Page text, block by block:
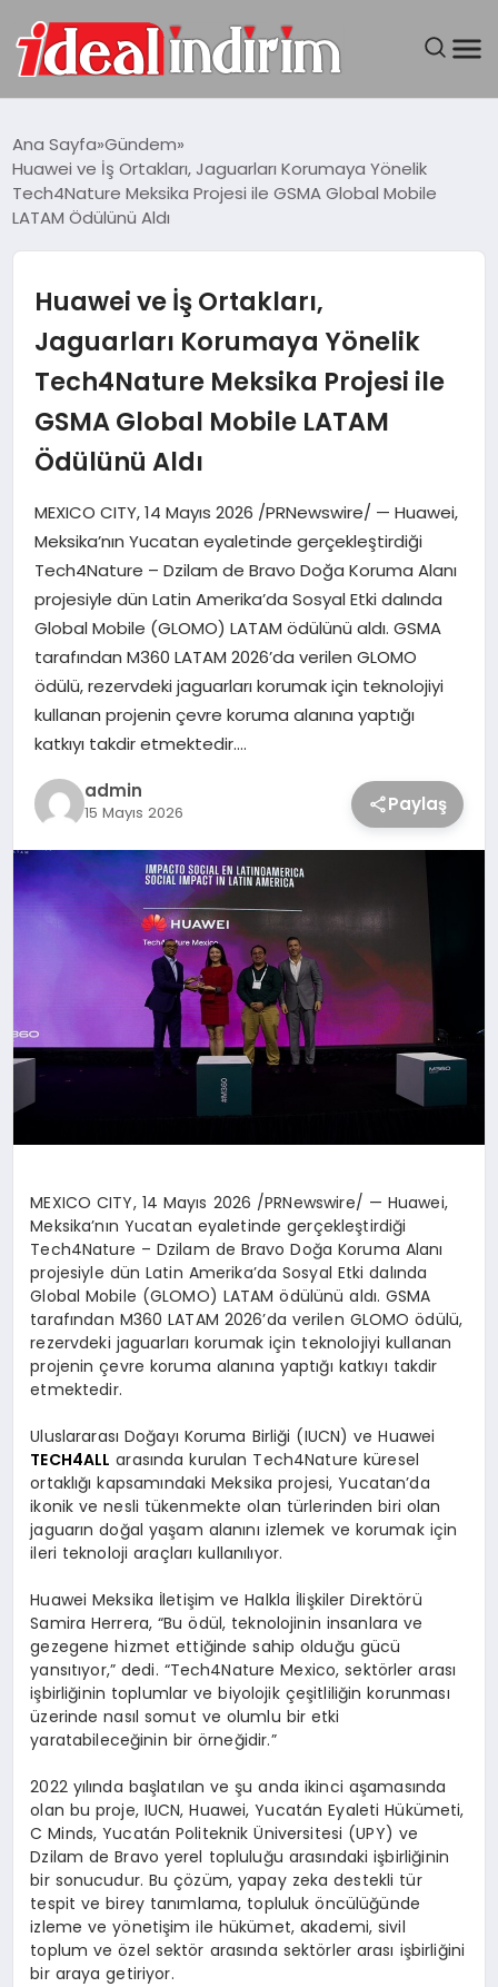
BILGISAYAR
SEYAHAT
TEKNOLOJI
YAŞAM
Ana Sayfa Gündem
Huawei ve İş Ortakları, Jaguarları Korumaya Yönelik
Tech4Nature Meksika Projesi ile GSMA Global Mobile
LATAM Ödülünü Aldı
Huawei ve İş Ortakları,
Jaguarları Korumaya Yönelik
Tech4Nature Meksika Projesi ile
GSMA Global Mobile LATAM
Ödülünü Aldı
MEXICO CITY, 14 Mayıs 2026 /PRNewswire/ — Huawei,
Meksika’nın Yucatan eyaletinde gerçekleştirdiği
Tech4Nature – Dzilam de Bravo Doğa Koruma Alanı
projesiyle dün Latin Amerika’da Sosyal Etki dalında
Global Mobile (GLOMO) LATAM ödülünü aldı. GSMA
tarafından M360 LATAM 2026’da verilen GLOMO
ödülü, rezervdeki jaguarları korumak için teknolojiyi
kullanan projenin çevre koruma alanına yaptığı
katkıyı takdir etmektedir….
admin
15 Mayıs 2026 Paylaş
MEXICO CITY, 14 Mayıs 2026 /PRNewswire/ — Huawei,
Meksika’nın Yucatan eyaletinde gerçekleştirdiği
Tech4Nature – Dzilam de Bravo Doğa Koruma Alanı
projesiyle dün Latin Amerika’da Sosyal Etki dalında
Global Mobile (GLOMO) LATAM ödülünü aldı. GSMA
tarafından M360 LATAM 2026’da verilen GLOMO ödülü,
rezervdeki jaguarları korumak için teknolojiyi kullanan
projenin çevre koruma alanına yaptığı katkıyı takdir
etmektedir.
Uluslararası Doğayı Koruma Birliği (IUCN) ve Huawei
TECH4ALL arasında kurulan Tech4Nature küresel
ortaklığı kapsamındaki Meksika projesi, Yucatan’da
ikonik ve nesli tükenmekte olan türlerinden biri olan
jaguarın doğal yaşam alanını izlemek ve korumak için
ileri teknoloji araçları kullanılıyor.
Huawei Meksika İletişim ve Halkla İlişkiler Direktörü
Samira Herrera, “Bu ödül, teknolojinin insanlara ve
gezegene hizmet ettiğinde sahip olduğu gücü
yansıtıyor,” dedi. “Tech4Nature Mexico, sektörler arası
işbirliğinin toplumlar ve biyolojik çeşitliliğin korunması
üzerinde nasıl somut ve olumlu bir etki
yaratabileceğinin bir örneğidir.”
2022 yılında başlatılan ve şu anda ikinci aşamasında
olan bu proje, IUCN, Huawei, Yucatán Eyaleti Hükümeti,
C Minds, Yucatán Politeknik Üniversitesi (UPY) ve
Dzilam de Bravo yerel topluluğu arasındaki işbirliğinin
bir sonucudur. Bu çözüm, yapay zeka destekli tür
tespit ve birey tanımlama, topluluk öncülüğünde
izleme ve yönetişim ile hükümet, akademi, sivil
toplum ve özel sektör arasında sektörler arası işbirliğini
bir araya getiriyor.